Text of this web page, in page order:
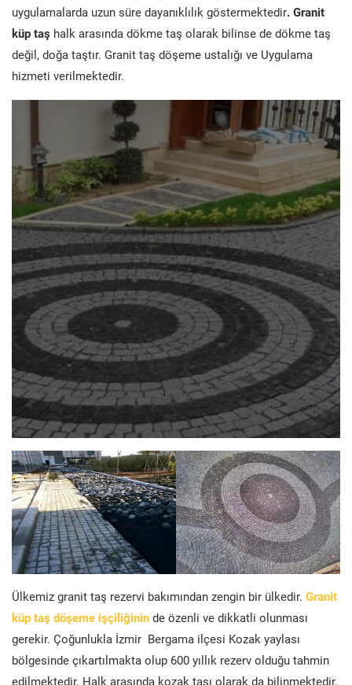
uygulamalarda uzun süre dayanıklılık göstermektedir. Granit
küp taş halk arasında dökme taş olarak bilinse de dökme taş
değil, doğa taştır. Granit taş döşeme ustalığı ve Uygulama
hizmeti verilmektedir.
Ülkemiz granit taş rezervi bakımından zengin bir ülkedir. Granit
küp taş döşeme işçiliğinin de özenli ve dikkatli olunması
gerekir. Çoğunlukla İzmir Bergama ilçesi Kozak yaylası
bölgesinde çıkartılmakta olup 600 yıllık rezerv olduğu tahmin
edilmektedir. Halk arasında kozak taşı olarak da bilinmektedir.